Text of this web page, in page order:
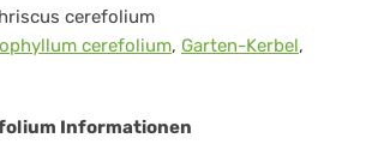
cerefolium
cerefolium, Garten-Kerbel,
Informationen